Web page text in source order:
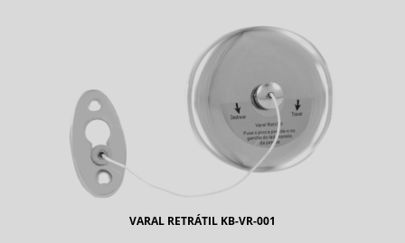
VARAL RETRÁTIL KB-VR-001